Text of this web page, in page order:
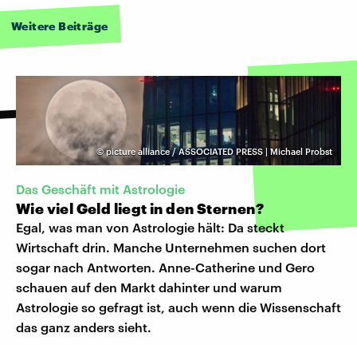
Weitere Beiträge
©picture alliance / ASSOCIATED PRESS | Michael Probst
Das Geschäft mit Astrologie
Wie viel Geld liegt in den Sternen?
Egal, was man von Astrologie hält: Da steckt
Wirtschaft drin. Manche Unternehmen suchen dort
sogar nach Antworten. Anne-Catherine und Gero
schauen auf den Markt dahinter und warum
Astrologie so gefragt ist, auch wenn die Wissenschaft
das ganz anders sieht.